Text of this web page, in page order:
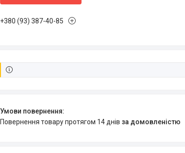
+380 (93) 387-40-85
повернення товару протягом 14 днів за домовленістю